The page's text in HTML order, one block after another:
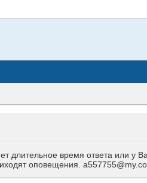
время ответа или у
оповещения.